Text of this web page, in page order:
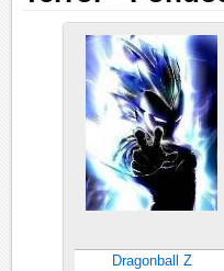
Dragonball Z